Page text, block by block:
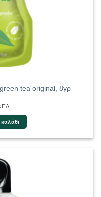
tea original, 8γρ